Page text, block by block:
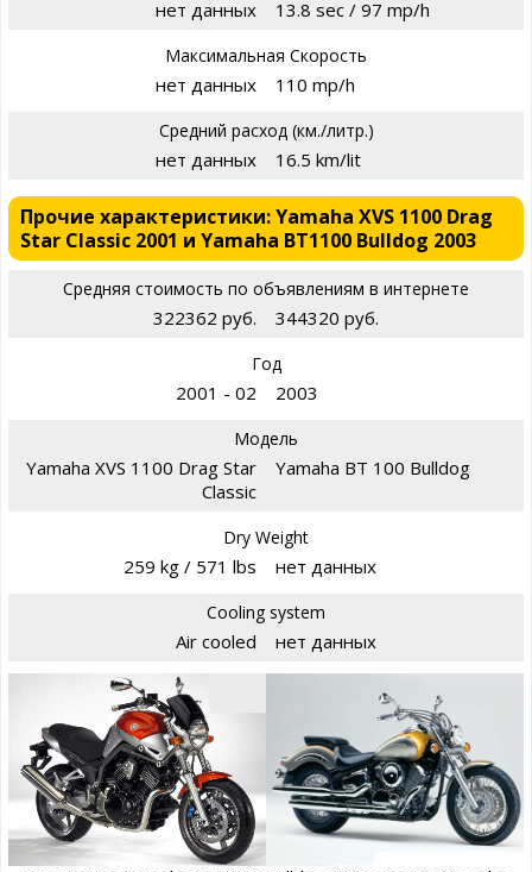
нет данных 13.8 sec / 97 mp/h
Максимальная Скорость
нет данных 110 mp/h
Средний расход (км./литр.)
нет данных 16.5 km/lit
Прочие характеристики: Yamaha XVS 1100 Drag
Star Classic 2001 и Yamaha BT1100 Bulldog 2003
Средняя стоимость по объявлениям в интернете
322362 руб. 344320 руб.
Год
2001 - 02 2003
Модель
Yamaha XVS 1100 Drag Star
Classic
Yamaha BT 100 Bulldog
Dry Weight
259 kg / 571 lbs нет данных
Cooling system
Air cooled нет данных